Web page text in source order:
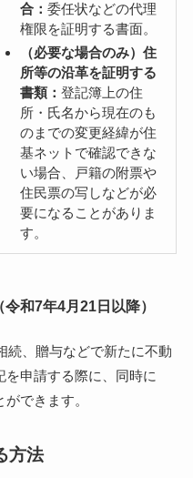
合： 委任状などの代理
権限を証明する書面。
（必要な場合のみ）住
所等の沿革を証明する
書類： 登記簿上の住
所・氏名から現在のも
のまでの変更経緯が住
基ネットで確認できな
い場合、戸籍の附票や
住民票の写しなどが必
要になることがありま
す。
和7年4月21日以降）
続、贈与などで新たに不動
申請する際に、同時に
できます。
方法